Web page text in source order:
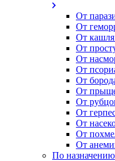
От
Oт
От кашля
От
От
Oт
От
От
От
От
От
От
От
По назначению